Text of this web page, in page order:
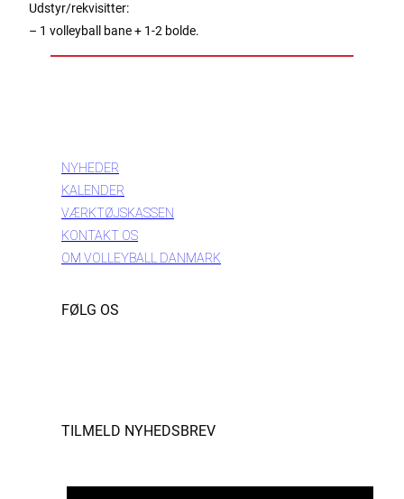
Udstyr/rekvisitter:
– 1 volleyball bane + 1-2 bolde.
NYHEDER
KALENDER
VÆRKTØJSKASSEN
KONTAKT OS
OM VOLLEYBALL DANMARK
FØLG OS
TILMELD NYHEDSBREV